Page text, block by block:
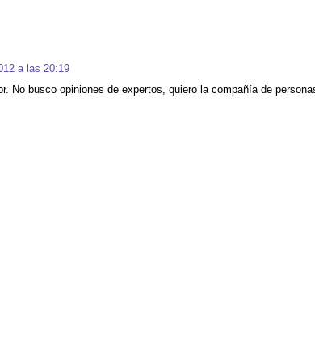
a las 20:19
No busco opiniones de expertos, quiero la compañía de